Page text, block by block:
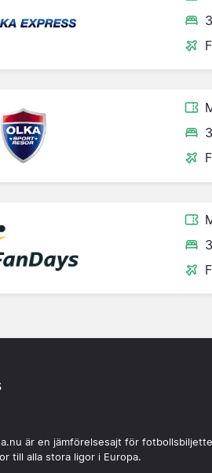
är en jämförelsesajt för
till alla stora ligor i Europa.